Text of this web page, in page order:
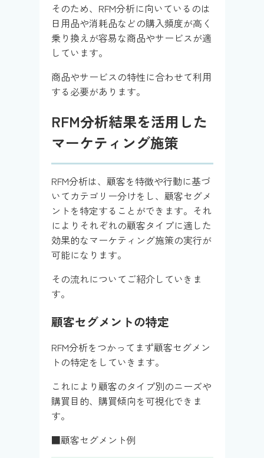
そのため、RFM分析に向いているのは
日用品や消耗品などの購入頻度が高く
乗り換えが容易な商品やサービスが適
しています。
商品やサービスの特性に合わせて利用
する必要があります。
RFM分析結果を活用した
マーケティング施策
RFM分析は、顧客を特徴や行動に基づ
いてカテゴリー分けをし、顧客セグメ
ントを特定することができます。それ
によりそれぞれの顧客タイプに適した
効果的なマーケティング施策の実行が
可能になります。
その流れについてご紹介していきま
す。
顧客セグメントの特定
RFM分析をつかってまず顧客セグメン
トの特定をしていきます。
これにより顧客のタイプ別のニーズや
購買目的、購買傾向を可視化できま
す。
■顧客セグメント例